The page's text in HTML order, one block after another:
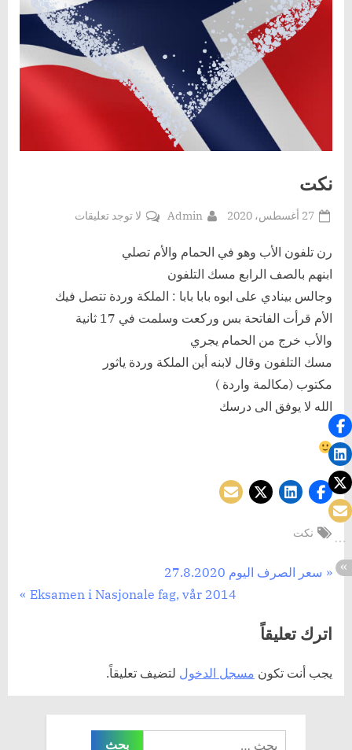
نكت
Posted
27 أغسطس، 2020 By
Admin لا توجد تعليقاتعلى
رن تلفون الأب وهو في الحمام والأم تصلي
ابنهم بالصف الرابع مسك التلفون
وجالس بينادي على ابوه بابا بابا : الملكة وردة تتصل فيك
الأم قرأت الفاتحة بس وركعت وسلمت في 17 ثانية
والأب خرج من الحمام يجري
مسك التلفون وقال لابنه أين الملكة وردة ياثور
مكتوب (مكالمة واردة )
الله لا يوفق الى درسك
Tags:
نكت
تصفّح
P
v
o
سعر الصرف اليوم 27.8.2020
N
P
Eksamen i Nasjonale fag, vår 2014
اترك تعليقاً
يجب أنت تكون مسجل الدخول لتضيف تعليقاً.
البحث